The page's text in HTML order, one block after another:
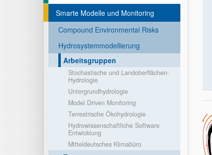
Smarte Modelle und Monitoring
Compound Environmental Risks
Hydrosystemmodellierung
Arbeitsgruppen
Stochastische und Landoberflächen-
Hydrologie
Untergrundhydrologie
Model Driven Monitoring
Terrestrische Ökohydrologie
Hydrowissenschaftliche Software
Entwicklung
Mitteldeutsches Klimabüro